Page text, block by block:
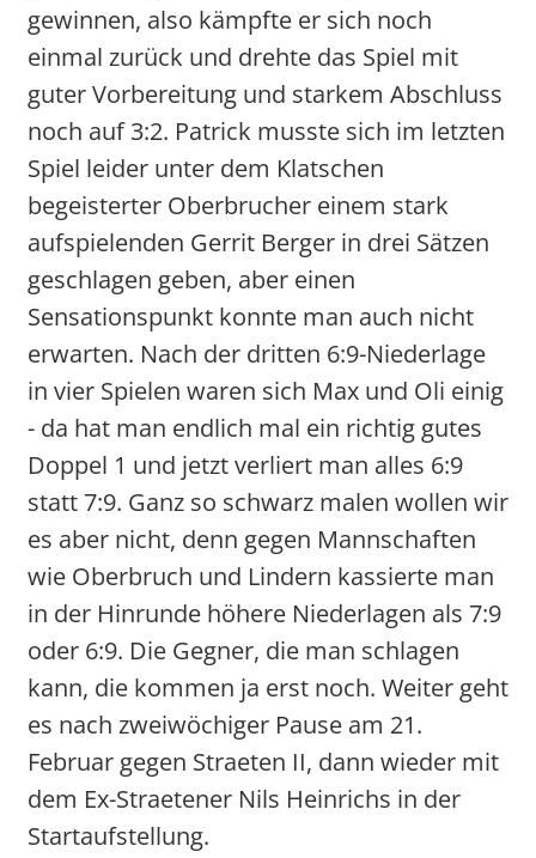
gewinnen, also kämpfte er sich noch
einmal zurück und drehte das Spiel mit
guter Vorbereitung und starkem Abschluss
noch auf 3:2. Patrick musste sich im letzten
Spiel leider unter dem Klatschen
begeisterter Oberbrucher einem stark
aufspielenden Gerrit Berger in drei Sätzen
geschlagen geben, aber einen
Sensationspunkt konnte man auch nicht
erwarten. Nach der dritten 6:9-Niederlage
in vier Spielen waren sich Max und Oli einig
- da hat man endlich mal ein richtig gutes
Doppel 1 und jetzt verliert man alles 6:9
statt 7:9. Ganz so schwarz malen wollen wir
es aber nicht, denn gegen Mannschaften
wie Oberbruch und Lindern kassierte man
in der Hinrunde höhere Niederlagen als 7:9
oder 6:9. Die Gegner, die man schlagen
kann, die kommen ja erst noch. Weiter geht
es nach zweiwöchiger Pause am 21.
Februar gegen Straeten II, dann wieder mit
dem Ex-Straetener Nils Heinrichs in der
Startaufstellung.